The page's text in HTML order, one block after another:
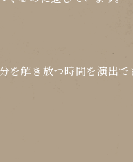
解き放つ時間を演出で